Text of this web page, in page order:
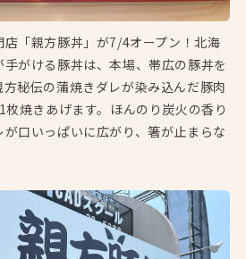
「親方豚丼」が7/4オープン！北海
がける豚丼は、本場、帯広の豚丼を
秘伝の蒲焼きダレが染み込んだ豚肉
焼きあげます。ほんのり炭火の香り
口いっぱいに広がり、箸が止まらな